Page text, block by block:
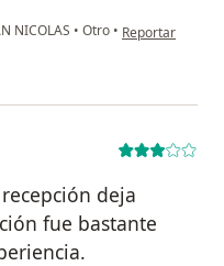
NICOLAS • Otro • en opinión del
Reportar
deja
fue bastante